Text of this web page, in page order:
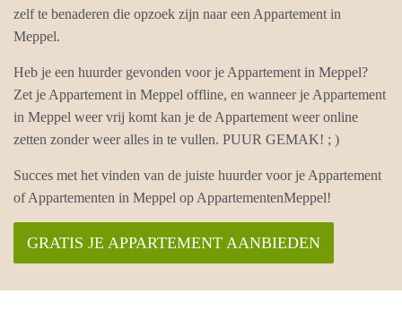
zelf te benaderen die opzoek zijn naar een Appartement in
Meppel.
Heb je een huurder gevonden voor je Appartement in Meppel?
Zet je Appartement in Meppel offline, en wanneer je Appartement
in Meppel weer vrij komt kan je de Appartement weer online
zetten zonder weer alles in te vullen. PUUR GEMAK! ; )
Succes met het vinden van de juiste huurder voor je Appartement
of Appartementen in Meppel op AppartementenMeppel!
GRATIS JE APPARTEMENT AANBIEDEN